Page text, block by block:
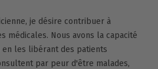
je désire contribuer à
médicales. Nous avons la capacité
en les libérant des patients
par peur d'être malades,